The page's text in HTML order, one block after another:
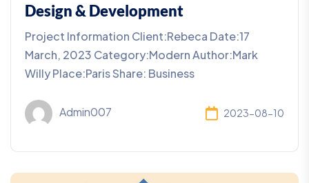
Design & Development
Project Information Client:Rebeca Date:17
March, 2023 Category:Modern Author:Mark
Willy Place:Paris Share: Business
Admin007 2023-08-10